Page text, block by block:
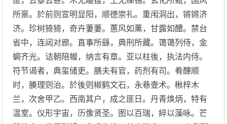
所禀。於前则宣明显阳，顺德崇礼。重闱洞出，锵锵济
济。珍树猗猗，奇卉萋萋。蕙风如薰，甘露如醴。禁台
省中，连闼对廊。直事所繇，典刑所藏。蔼蔼列侍，金
蜩齐光。诘朝陪幄，纳言有章。亚以柱後，执法内侍。
符节谒者，典玺储吏。膳夫有官，药剂有司。肴醳顺
时，腠理则治。於後则椒鹤文石，永巷壸术。楸梓木
兰，次舍甲乙。西南其户，成之匪日。丹青焕炳，特有
温室。仪形宇宙，历像贤圣。图以百瑞，綷以藻咏。芒